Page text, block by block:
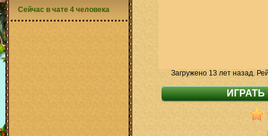
Загружено 13 лет назад.
Сейчас в чате 4 человека